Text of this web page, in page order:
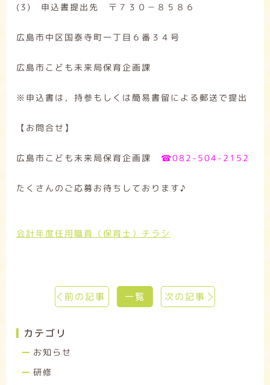
(3) 申込書提出先 〒７３０－８５８６
広島市中区国泰寺町一丁目６番３４号
広島市こども未来局保育企画課
※申込書は，持参もしくは簡易書留による郵送で提出
【お問合せ】
広島市こども未来局保育企画課 ☎082-504-2152
たくさんのご応募お待ちしております♪
会計年度任用職員（保育士）チラシ
前の記事 一覧 次の記事
カテゴリ
お知らせ
研修